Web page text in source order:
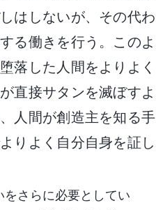
はしないが、その代わ
る働きを行う。このよ
落した人間をよりよく
直接サタンを滅ぼすよ
人間が創造主を知る手
りよく自分自身を証し
をさらに必要としてい